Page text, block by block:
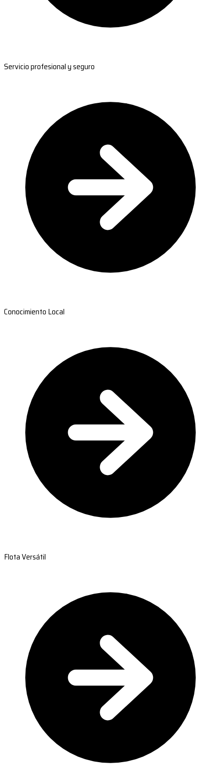
Servicio profesional y seguro
Conocimiento Local
Flota Versátil